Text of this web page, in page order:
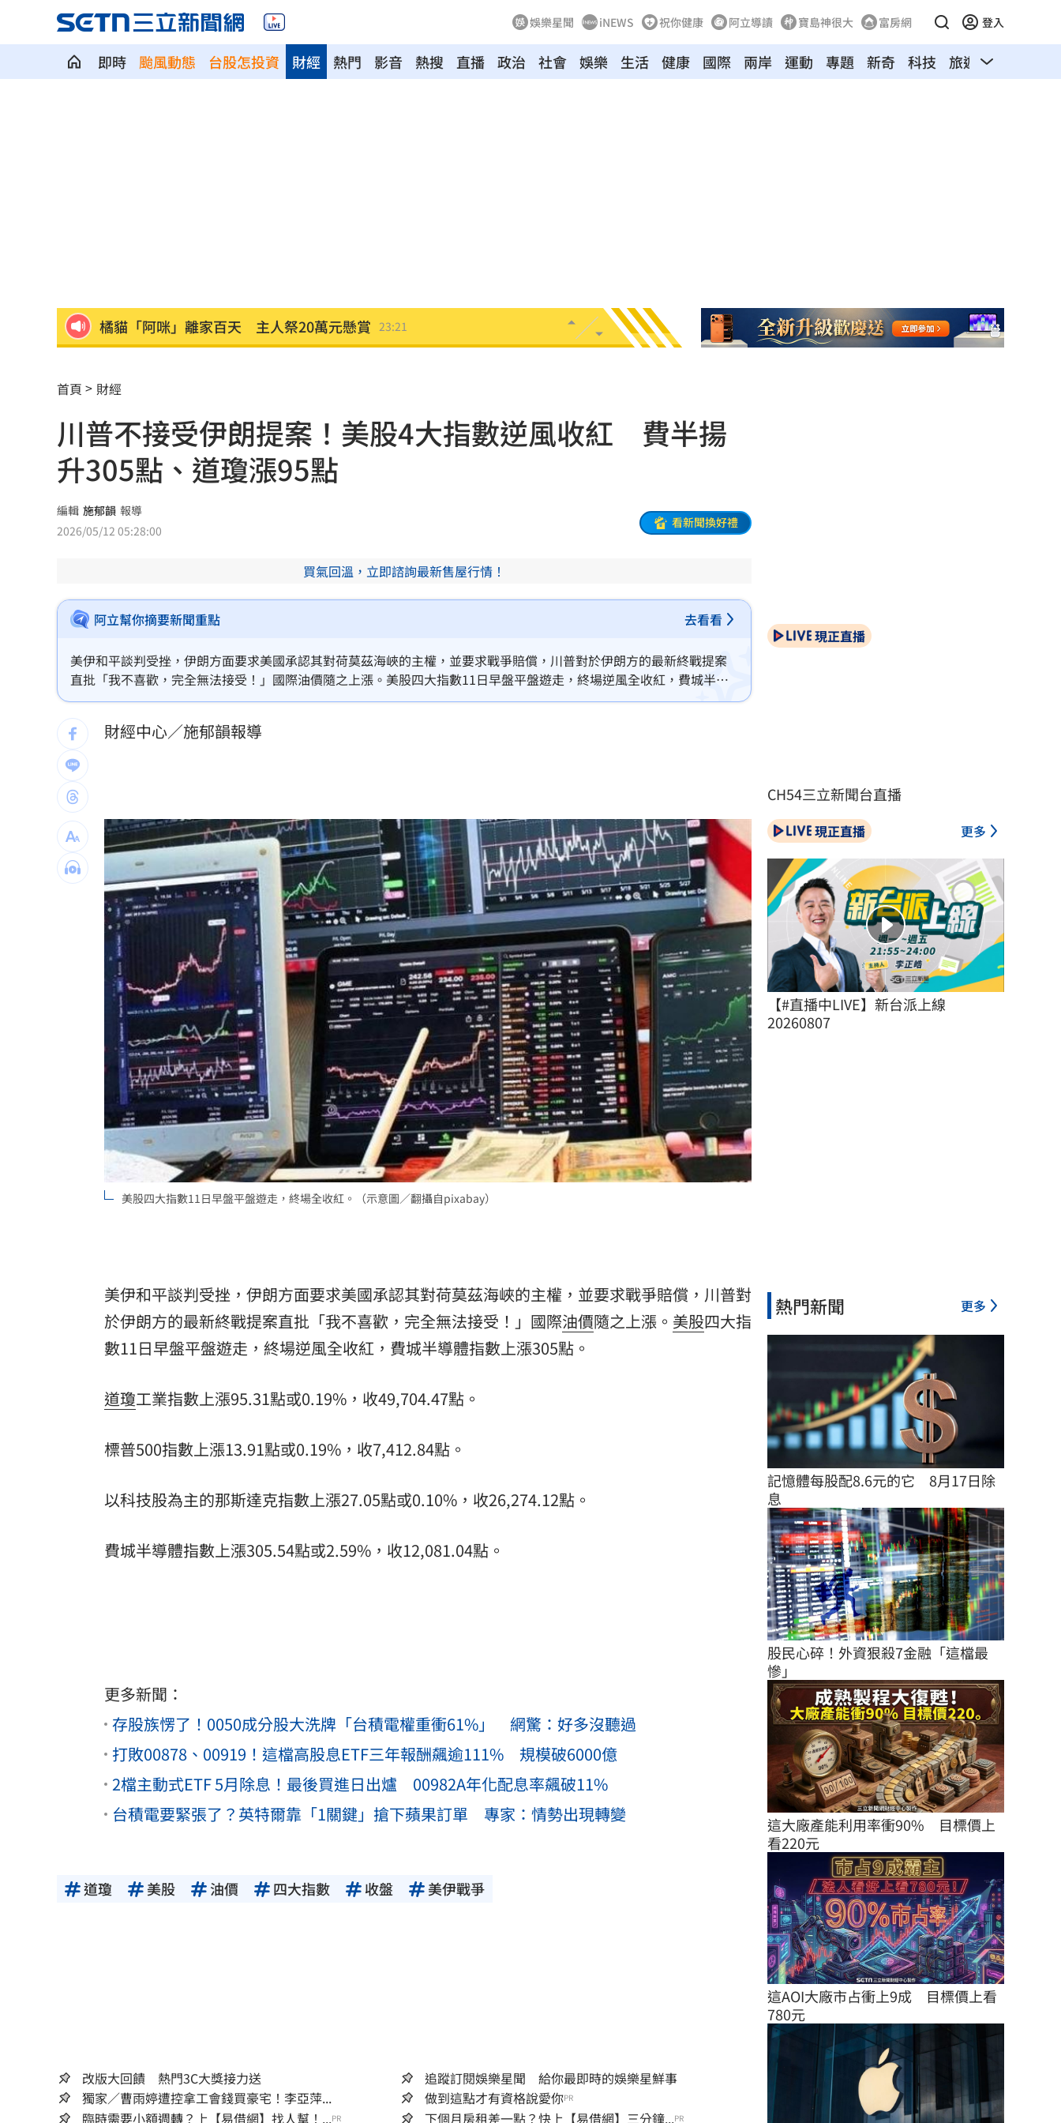
娛樂星聞 iNEWS 祝你健康 阿立導讀 寶島神很大 富房網 登入
即時 颱風動態 台股怎投資 熱門 影音 熱搜 直播 政治 社會 娛樂 生活 健康 國際 兩岸 運動
財經 專題 新奇 科技 旅遊 汽車
橘貓「阿咪」離家百天 主人祭20萬元懸賞 23:21
挺蘇巧慧！回顧蔡英文新北寫下1驚人紀錄
勝騎士7局失2分好投 兄弟本季澄清湖首勝 23:15
大盤回神誰最猛？18檔台股ETF失土收復
自癒能力超群？柯P才拄拐杖 隔天能跳
兆基債務風暴！李建成遭當庭逮補聲押禁見
父逝世也不敢回家！男殺友後躲深山21年 22:55
蔡英文重磅出手！民進黨「第二戰場」成形
吹冷氣30小時出事！女子全身抽搐送醫 22:52
政府生活補助5000元連3天發 逾期視同放棄 22:50
宏碁發現兆基管理缺失 辭董座撤出經營層
首度首局獲支援 布雷克卻評球威僅D等級 22:38
台灣彩券開獎直播中 20:31
LIVE三立+24小時直播 15:27
三立iNEWS新聞台線上直播 18:00
商場戰國來臨 台中「頂奢大道」逐漸成形 12:00
台彩父親節推新刮刮樂千萬頭獎超「爸」氣 12:00
「拍片人的多重宇宙」職涯論壇9/12登場！ 10:30
8國球員齊聚高雄 Formosa 7s掀足球熱潮 10:00
理想混蛋號召粉絲跨海追星吃美食！ 18:15
首頁 財經
川普不接受伊朗提案！美股4大指數逆風收紅 費半揚
升305點、道瓊漲95點
編輯 施郁韻 報導
2026/05/12 05:28:00
看新聞換好禮
買氣回溫，立即諮詢最新售屋行情！
阿立幫你摘要新聞重點 去看看
美伊和平談判受挫，伊朗方面要求美國承認其對荷莫茲海峽的主權，並要求戰爭賠償，川普對於伊朗方的最新終戰提案
直批「我不喜歡，完全無法接受！」國際油價隨之上漲。美股四大指數11日早盤平盤遊走，終場逆風全收紅，費城半導
體指數上漲305點。
財經中心／施郁韻報導
美股四大指數11日早盤平盤遊走，終場全收紅。（示意圖／翻攝自pixabay）
美伊和平談判受挫，伊朗方面要求美國承認其對荷莫茲海峽的主權，並要求戰爭賠償，川普對
於伊朗方的最新終戰提案直批「我不喜歡，完全無法接受！」國際油價隨之上漲。 美股四大指
數11日早盤平盤遊走，終場逆風全收紅，費城半導體指數上漲305點。
道瓊工業指數上漲95.31點或0.19%，收49,704.47點。
標普500指數上漲13.91點或0.19%，收7,412.84點。
以科技股為主的那斯達克指數上漲27.05點或0.10%，收26,274.12點。
費城半導體指數上漲305.54點或2.59%，收12,081.04點。
更多新聞：
存股族愣了！0050成分股大洗牌「台積電權重衝61%」 網驚：好多沒聽過
打敗00878、00919！這檔高股息ETF三年報酬飆逾111% 規模破6000億
2檔主動式ETF 5月除息！最後買進日出爐 00982A年化配息率飆破11%
台積電要緊張了？英特爾靠「1關鍵」搶下蘋果訂單 專家：情勢出現轉變
道瓊 美股 油價 四大指數 收盤 美伊戰爭
改版大回饋 熱門3C大獎接力送
追蹤訂閱娛樂星聞 給你最即時的娛樂星鮮事
獨家／曹雨婷遭控拿工會錢買豪宅！李亞萍...
做到這點才有資格說愛你PR
臨時需要小額週轉？上【易借網】找人幫！...PR 下個月房租差一點？快上【易借網】三分鐘...PR
現正直播
CH54三立新聞台直播
現正直播 更多
【#直播中LIVE】新台派上線
20260807
熱門新聞 更多
記憶體每股配8.6元的它　8月17日除
息
股民心碎！外資狠殺7金融「這檔最
慘」
這大廠產能利用率衝90%　目標價上
看220元
這AOI大廠市占衝上9成　目標價上看
780元